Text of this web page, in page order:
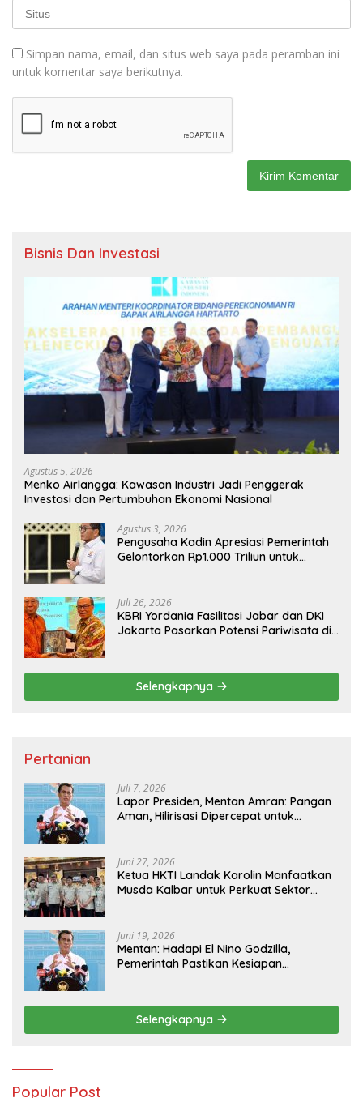
Simpan nama, email, dan situs web saya pada peramban ini
untuk komentar saya berikutnya.
Bisnis Dan Investasi
Agustus 5, 2026
Menko Airlangga: Kawasan Industri Jadi Penggerak
Investasi dan Pertumbuhan Ekonomi Nasional
Agustus 3, 2026
Pengusaha Kadin Apresiasi Pemerintah
Gelontorkan Rp1.000 Triliun untuk
Juli 26, 2026
KBRI Yordania Fasilitasi Jabar dan DKI
Jakarta Pasarkan Potensi Pariwisata di
Selengkapnya
Pertanian
Juli 7, 2026
Lapor Presiden, Mentan Amran: Pangan
Aman, Hilirisasi Dipercepat untuk
Juni 27, 2026
Ketua HKTI Landak Karolin Manfaatkan
Musda Kalbar untuk Perkuat Sektor
Juni 19, 2026
Mentan: Hadapi El Nino Godzilla,
Pemerintah Pastikan Kesiapan
Selengkapnya
Popular Post